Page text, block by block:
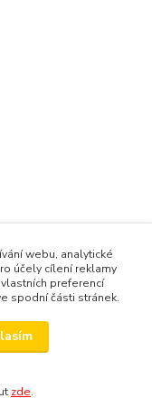
webu, analytické
účely cílení reklamy
preferencí
spodní části stránek.
zde.